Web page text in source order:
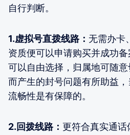
自行判断。
1.虚拟号直拨线路： 无需办卡
资质便可以申请购买并成功
可以自由选择，归属地可随
而产生的封号问题有所助益，
流畅性是有保障的。
2.回拨线路： 更符合真实通